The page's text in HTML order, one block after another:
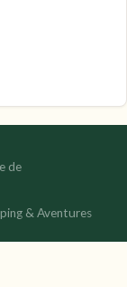
de
& Aventures